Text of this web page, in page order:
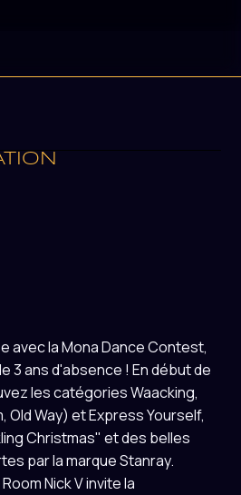
avec la Mona Dance Contest,
3 ans d'absence ! En début de
les catégories Waacking,
Old Way) et Express Yourself,
Christmas" et des belles
par la marque Stanray.
Nick V invite la